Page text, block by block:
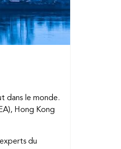
dans le monde.
Hong Kong
du